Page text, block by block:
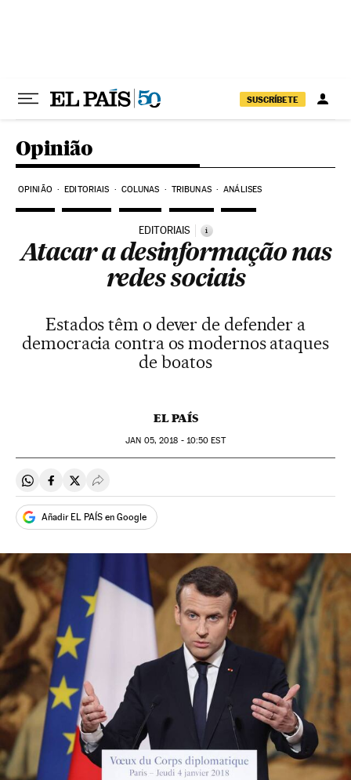
SUSCRÍBETE
Opinião
OPINIÃO EDITORIAIS COLUNAS TRIBUNAS ANÁLISES
EDITORIAIS i
Atacar a desinformação nas
redes sociais
Estados têm o dever de defender a
democracia contra os modernos ataques
de boatos
EL PAÍS
JAN 05, 2018 - 10:50 EST
Compartir en Whatsapp
Compartir en Facebook
Compartir en Twitter
Desplegar Redes Sociales
Añadir EL PAÍS en Google